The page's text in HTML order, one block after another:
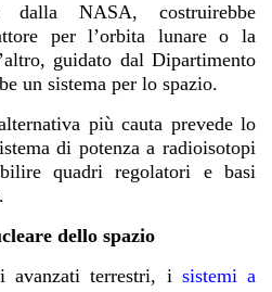
dalla NASA, costruirebbe
per l’orbita lunare o la
guidato dal Dipartimento
un sistema per lo spazio.
più cauta prevede lo
di potenza a radioisotopi
quadri regolatori e basi
dello spazio
avanzati terrestri, i sistemi a